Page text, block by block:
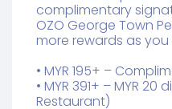
complimentary
OZO George Town
more rewards as
• MYR 195+ –
• MYR 391+ – MYR
Restaurant)